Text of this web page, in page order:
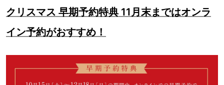
クリスマス 早期予約特典 11月末まではオンラ
イン予約がおすすめ！